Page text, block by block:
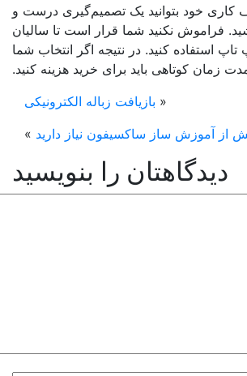
خود بتوانید یک تصمیم‌گیری درست و
فراموش نکنید شما قرار است تا سالیان
استفاده کنید. در نتیجه اگر انتخاب شما
کوتاهی باید برای خرید هزینه کنید.
بازیافت زباله الکترونیکی
آموزش ساز ساکسیفون نیاز دارید»
دیدگاهتان را بنویسید